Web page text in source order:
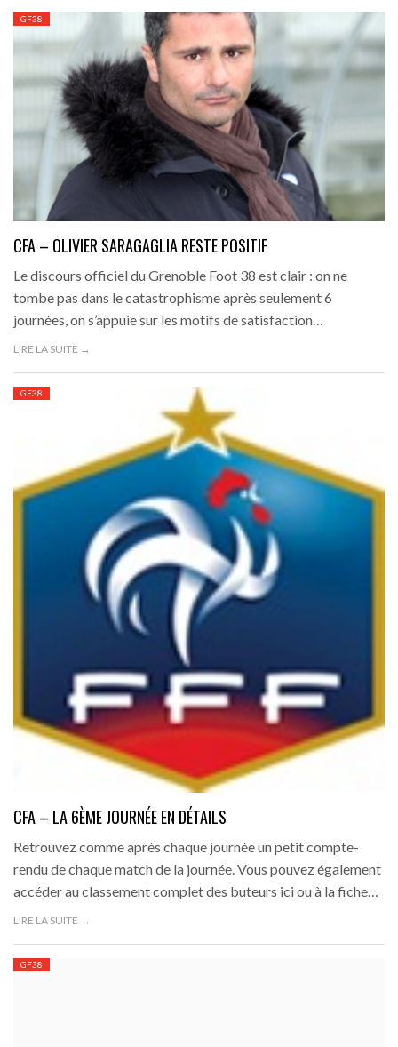
GF38
CFA – OLIVIER SARAGAGLIA RESTE POSITIF
Le discours officiel du Grenoble Foot 38 est clair : on ne
tombe pas dans le catastrophisme après seulement 6
journées, on s’appuie sur les motifs de satisfaction…
LIRE LA SUITE →
GF38
CFA – LA 6ÈME JOURNÉE EN DÉTAILS
Retrouvez comme après chaque journée un petit compte-
rendu de chaque match de la journée. Vous pouvez également
accéder au classement complet des buteurs ici ou à la fiche…
LIRE LA SUITE →
GF38